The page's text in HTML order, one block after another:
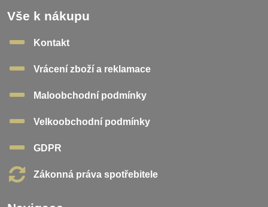
Vše k nákupu
Kontakt
Vrácení zboží a reklamace
Maloobchodní podmínky
Velkoobchodní podmínky
GDPR
Zákonná práva spotřebitele